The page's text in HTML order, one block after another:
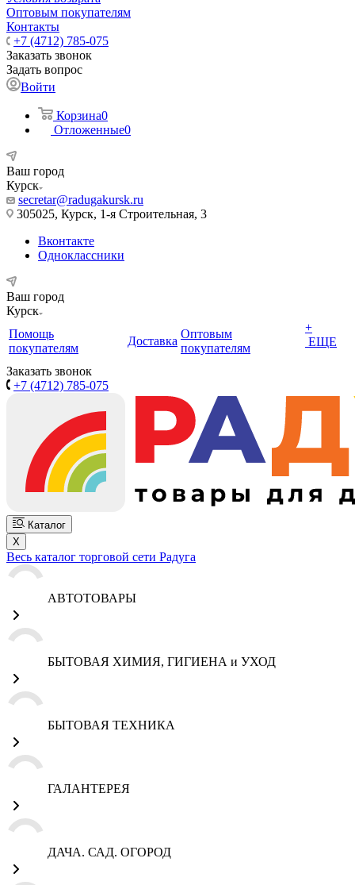
Оптовым покупателям
Контакты
+7 (4712) 785-075
Заказать звонок
Задать вопрос
Войти
Корзина0
Отложенные0
Ваш город
Курск
secretar@radugakursk.ru
305025, Курск, 1-я Строительная, 3
Вконтакте
Одноклассники
Ваш город
Курск
Помощь
покупателям
Доставка
Оптовым
покупателям
+
ЕЩЕ
Заказать звонок
+7 (4712) 785-075
Каталог
X
Весь каталог торговой сети Радуга
АВТОТОВАРЫ
БЫТОВАЯ ХИМИЯ, ГИГИЕНА и УХОД
БЫТОВАЯ ТЕХНИКА
ГАЛАНТЕРЕЯ
ДАЧА. САД. ОГОРОД